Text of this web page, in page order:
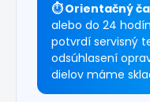
⏱ Orientačný
alebo do 24
potvrdí servisný
odsúhlasení
dielov máme